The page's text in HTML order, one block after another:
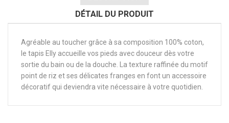
DÉTAIL DU PRODUIT
Agréable au toucher grâce à sa composition 100% coton,
le tapis Elly accueille vos pieds avec douceur dès votre
sortie du bain ou de la douche. La texture raffinée du motif
point de riz et ses délicates franges en font un accessoire
décoratif qui deviendra vite nécessaire à votre quotidien.